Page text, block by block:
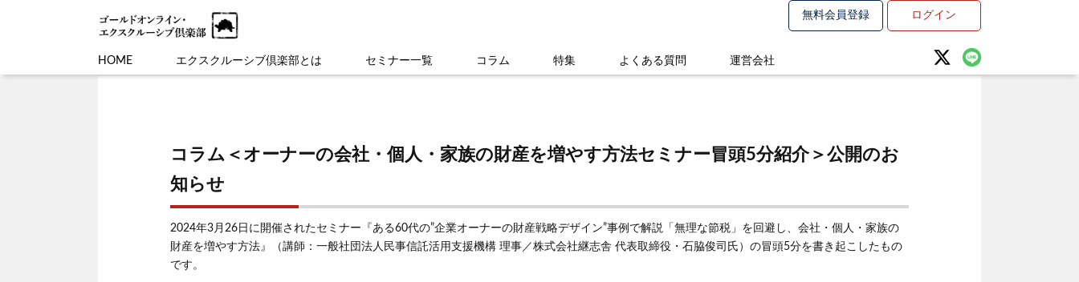
無料会員登録 ログイン
HOME エクスクルーシブ倶楽部とは セミナー一覧 コラム 特集 よくある質問 運営会社
コラム＜オーナーの会社・個人・家族の財産を増やす方法セミナー冒頭5分紹介＞公開のお
知らせ
2024年3月26日に開催されたセミナー『ある60代の”企業オーナーの財産戦略デザイン”事例で解説「無理な節税」を回避し、会社・個人・家族の
財産を増やす方法』（講師：一般社団法人民事信託活用支援機構 理事／株式会社継志舎 代表取締役・石脇俊司氏）の冒頭5分を書き起こしたもの
です。